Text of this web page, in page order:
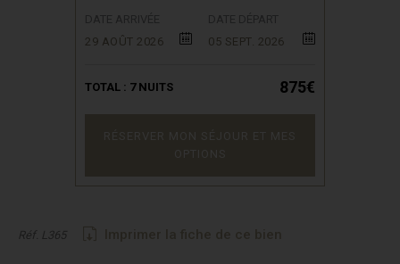
29 AOÛT 2026
05 SEPT. 2026
TOTAL : 7NUITS 875€
Réf. L365